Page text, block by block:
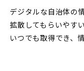
デジタルな自治体の
拡散してもらいやす
いつでも取得でき、